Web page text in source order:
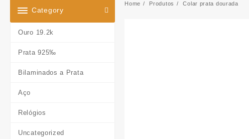
Category
Ouro 19.2k
Prata 925‰
Bilaminados a Prata
Aço
Relógios
Uncategorized
Home Produtos Colar prata dourada